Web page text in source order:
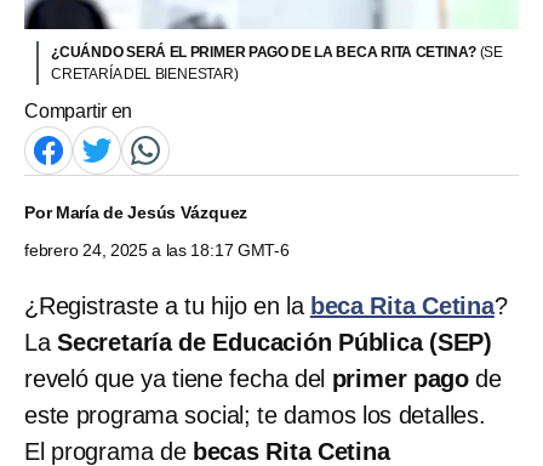
¿CUÁNDO SERÁ EL PRIMER PAGO DE LA BECA RITA CETINA? (SE
CRETARÍA DEL BIENESTAR)
Compartir en
PorMaría de Jesús Vázquez
febrero 24, 2025 a las 18:17 GMT-6
¿Registraste a tu hijo en la beca Rita Cetina?
La Secretaría de Educación Pública (SEP)
reveló que ya tiene fecha del primer pago de
este programa social; te damos los detalles.
El programa de becas Rita Cetina